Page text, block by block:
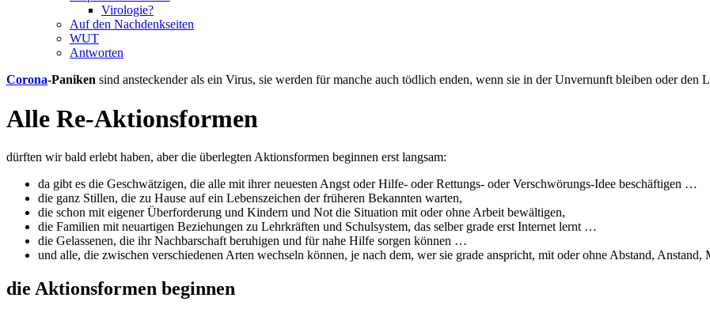
Virologie?
Auf den Nachdenkseiten
WUT
Antworten
Corona-Paniken sind ansteckender als ein Virus, sie werden für manche auch tödlich enden, wenn sie in der Unvernunft bleiben oder
Alle Re-Aktionsformen
dürften wir bald erlebt haben, aber die überlegten Aktionsformen beginnen erst langsam:
da gibt es die Geschwätzigen, die alle mit ihrer neuesten Angst oder Hilfe- oder Rettungs- oder Verschwörungs-Idee beschäftigen …
die ganz Stillen, die zu Hause auf ein Lebenszeichen der früheren Bekannten warten,
die schon mit eigener Überforderung und Kindern und Not die Situation mit oder ohne Arbeit bewältigen,
die Familien mit neuartigen Beziehungen zu Lehrkräften und Schulsystem, das selber grade erst Internet lernt …
die Gelassenen, die ihr Nachbarschaft beruhigen und für nahe Hilfe sorgen können …
und alle, die zwischen verschiedenen Arten wechseln können, je nach dem, wer sie grade anspricht, mit oder ohne Abstand,
die Aktionsformen beginnen